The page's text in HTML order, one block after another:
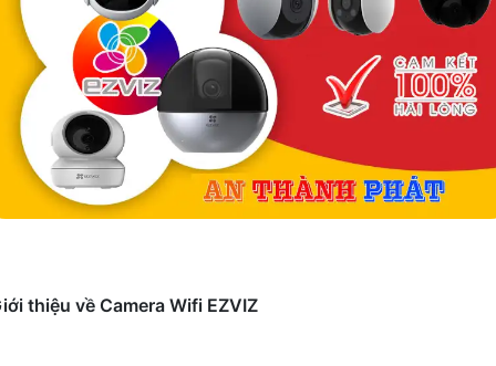
thiệu về Camera Wifi EZVIZ